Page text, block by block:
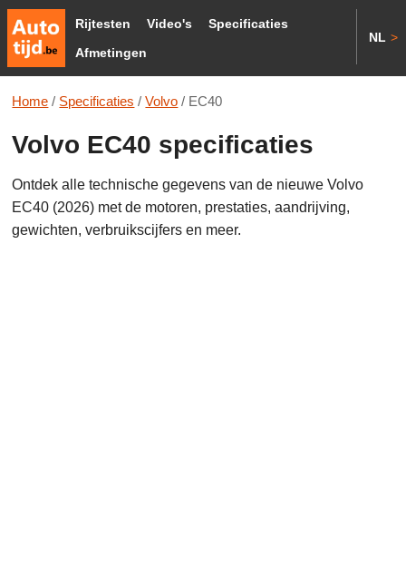
Rijtesten Video's
Specificaties
Afmetingen
NL >
Home / Specificaties / Volvo / EC40
Volvo EC40 specificaties
Ontdek alle technische gegevens van de nieuwe Volvo
EC40 (2026) met de motoren, prestaties, aandrijving,
gewichten, verbruikscijfers en meer.